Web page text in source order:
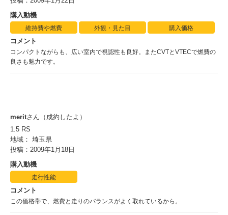
購入動機
維持費や燃費 外観・見た目 購入価格
コメント
コンパクトながらも、広い室内で視認性も良好。またCVTとVTECで燃費の
良さも魅力です。
meritさん（成約したよ）
1.5 RS
地域： 埼玉県
投稿：2009年1月18日
購入動機
走行性能
コメント
この価格帯で、燃費と走りのバランスがよく取れているから。